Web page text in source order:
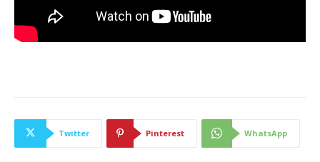
Twitter Pinterest WhatsApp